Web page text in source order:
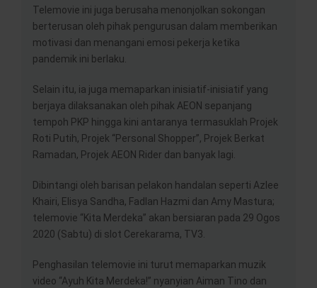
Telemovie ini juga berusaha menonjolkan sokongan
berterusan oleh pihak pengurusan dalam memberikan
motivasi dan menangani emosi pekerja ketika
pandemik ini berlaku.
Selain itu, ia juga memaparkan inisiatif-inisiatif yang
berjaya dilaksanakan oleh pihak AEON sepanjang
tempoh PKP hingga kini antaranya termasuklah Projek
Roti Putih, Projek “Personal Shopper”, Projek Berkat
Ramadan, Projek AEON Rider dan banyak lagi.
Dibintangi oleh barisan pelakon handalan seperti Azlee
Khairi, Elisya Sandha, Fadlan Hazmi dan Amy Mastura;
telemovie “Kita Merdeka” akan bersiaran pada 29 Ogos
2020 (Sabtu) di slot Cerekarama, TV3.
Penghasilan telemovie ini turut memaparkan muzik
video “Ayuh Kita Merdeka!” nyanyian Aiman Tino dan